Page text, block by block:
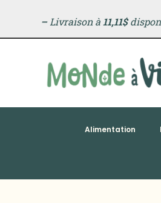
–Livraison à 11,11$
Alimentation